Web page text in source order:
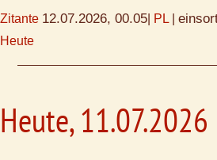
Zitante 12.07.2026, 00.05 PL
Heute
Heute, 11.07.2026